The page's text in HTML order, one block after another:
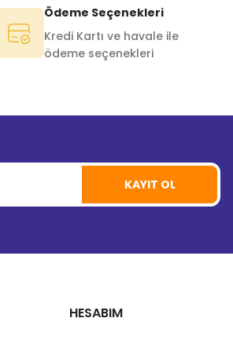
Ödeme Seçenekleri
Kredi Kartı ve havale ile
ödeme seçenekleri
KAYIT OL
HESABIM